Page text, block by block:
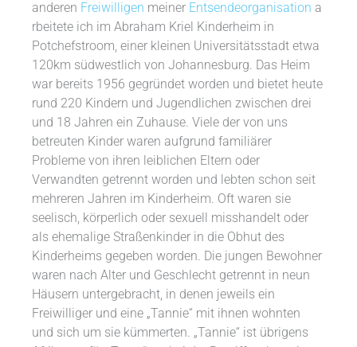
anderen Freiwilligen meiner Entsendeorganisation a
rbeitete ich im Abraham Kriel Kinderheim in
Potchefstroom, einer kleinen Universitätsstadt etwa
120km südwestlich von Johannesburg. Das Heim
war bereits 1956 gegründet worden und bietet heute
rund 220 Kindern und Jugendlichen zwischen drei
und 18 Jahren ein Zuhause. Viele der von uns
betreuten Kinder waren aufgrund familiärer
Probleme von ihren leiblichen Eltern oder
Verwandten getrennt worden und lebten schon seit
mehreren Jahren im Kinderheim. Oft waren sie
seelisch, körperlich oder sexuell misshandelt oder
als ehemalige Straßenkinder in die Obhut des
Kinderheims gegeben worden. Die jungen Bewohner
waren nach Alter und Geschlecht getrennt in neun
Häusern untergebracht, in denen jeweils ein
Freiwilliger und eine „Tannie“ mit ihnen wohnten
und sich um sie kümmerten. „Tannie“ ist übrigens